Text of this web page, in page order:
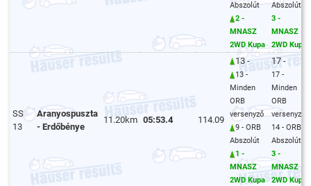
Abszolút
2 -
MNASZ
2WD Kupa
Abszolút
3 -
MNASZ
2WD Kupa
SS
13
Aranyospuszta
- Erdőbénye
11.20km 05:53.4 114.09
13 -
13 -
Minden
ORB
versenyző
9 - ORB
Abszolút
1 -
MNASZ
2WD Kupa
17 -
17 -
Minden
ORB
versenyző
14 - ORB
Abszolút
3 -
MNASZ
2WD Kupa